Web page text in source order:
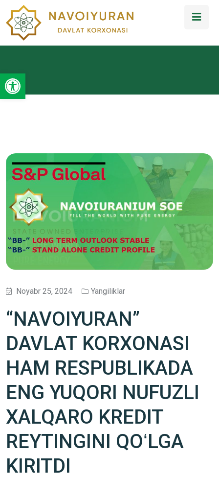
Open toolbar
Noyabr 25, 2024 Yangiliklar
“NAVOIYURAN”
DAVLAT KORXONASI
HAM RESPUBLIKADA
ENG YUQORI NUFUZLI
XALQARO KREDIT
REYTINGINI QOʻLGA
KIRITDI